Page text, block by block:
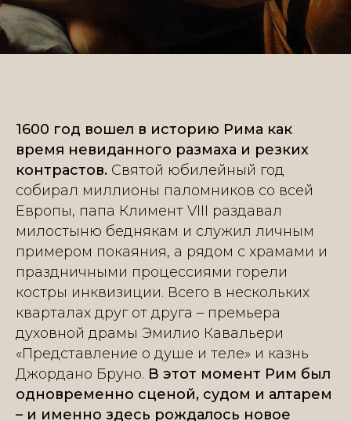
1600 год вошел в историю Рима как
время невиданного размаха и резких
контрастов. Святой юбилейный год
собирал миллионы паломников со всей
Европы, папа Климент VIII раздавал
милостыню беднякам и служил личным
примером покаяния, а рядом с храмами и
праздничными процессиями горели
костры инквизиции. Всего в нескольких
кварталах друг от друга – премьера
духовной драмы Эмилио Кавальери
«Представление о душе и теле» и казнь
Джордано Бруно. В этот момент Рим был
одновременно сценой, судом и алтарем
– и именно здесь рождалось новое